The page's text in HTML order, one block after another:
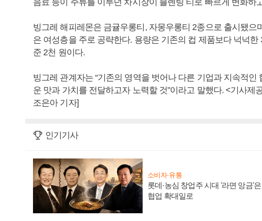
빙그레 해피레몬은 금귤우롱티, 자몽우롱티 2종으로 출시됐으
은 여성층을 주로 공략한다. 용량은 기존의 컵 제품보다 넉넉한
준 2천 원이다.
빙그레 관계자는 “기존의 영역을 벗어나 다른 기업과 지속적인
운 맛과 가치를 전달하고자 노력할 것”이라고 말했다. <기사제
조은아 기자]
인기기사
소비자·유통
롯데·농심 창업주 시대 '라면 앙금'
협업 확대일로